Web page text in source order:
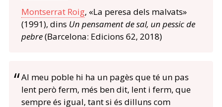
Montserrat Roig, «La peresa dels malvats»
(1991), dins Un pensament de sal, un pessic de
pebre(Barcelona: Edicions 62, 2018)
Al meu poble hi ha un pagès que té un pas
lent però ferm, més ben dit, lent i ferm, que
sempre és igual, tant si és dilluns com